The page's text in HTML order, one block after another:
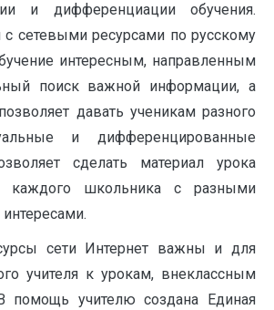
и дифференциации обучения.
с сетевыми ресурсами по русскому
интересным, направленным
поиск важной информации, а
давать ученикам разного
и дифференцированные
сделать материал урока
каждого школьника с разными
сети Интернет важны и для
учителя к урокам, внеклассным
помощь учителю создана Единая